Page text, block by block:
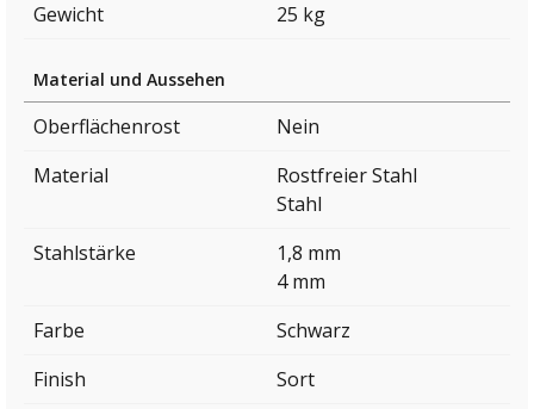
Gewicht
25 kg
Material und Aussehen
Oberflächenrost
Nein
Material
Rostfreier Stahl
Stahl
Stahlstärke
1,8 mm
4 mm
Farbe
Schwarz
Finish
Sort